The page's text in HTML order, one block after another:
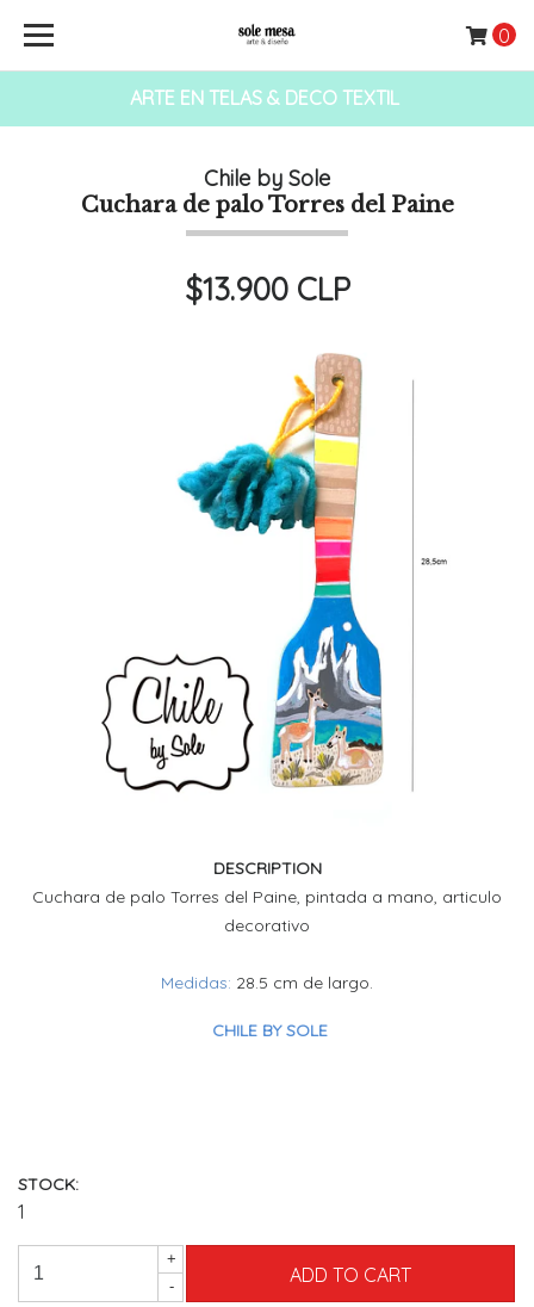
ARTE EN TELAS & DECO TEXTIL
0
Chile by Sole
Cuchara de palo Torres del Paine
$13.900 CLP
DESCRIPTION
Cuchara de palo Torres del Paine, pintada a mano, articulo
decorativo
Medidas: 28.5 cm de largo.
CHILE BY SOLE
STOCK:
1
+
-